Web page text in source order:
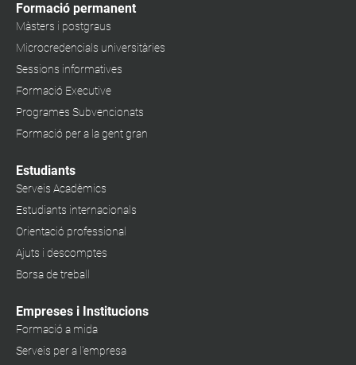
Formació permanent
Màsters i postgraus
Microcredencials universitàries
Sessions informatives
Formació Executive
Programes Subvencionats
Formació per a la gent gran
Estudiants
Serveis Acadèmics
Estudiants internacionals
Orientació professional
Ajuts i descomptes
Borsa de treball
Empreses i Institucions
Formació a mida
Serveis per a l'empresa